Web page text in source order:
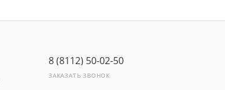
8 (8112) 50-02-50
ЗАКАЗАТЬ ЗВОНОК